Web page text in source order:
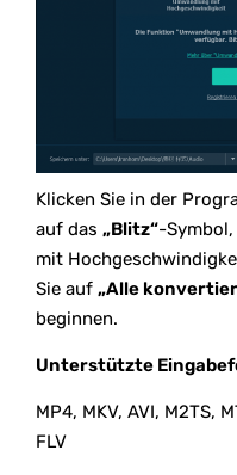
Klicken Sie in der
auf das „Blitz“-
mit
Sie auf „Alle
beginnen.
Unterstützte
MP4, MKV, AVI, M2TS,
FLV